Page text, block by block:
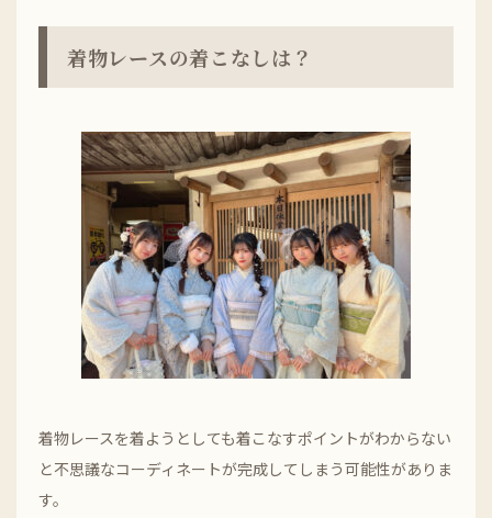
着物レースの着こなしは？
着物レースを着ようとしても着こなすポイントがわからない
と不思議なコーディネートが完成してしまう可能性がありま
す。